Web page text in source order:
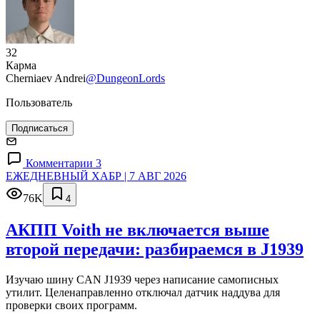
32
Карма
Cherniaev Andrei@DungeonLords
Пользователь
Подписаться
Комментарии 3
ЕЖЕДНЕВНЫЙ ХАБР | 7 АВГ 2026
76K
4
АКПП Voith не включается выше
второй передачи: разбираемся в J1939
Изучаю шину CAN J1939 через написание самописных
утилит. Целенаправленно отключал датчик наддува для
проверки своих программ.